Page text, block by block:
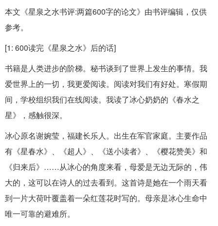
本文《星泉之水书评:两篇600字的论文》由书评编辑，仅供
参考。
[1: 600读完《星泉之水》后的话]
书籍是人类进步的阶梯。秘书谈到了世界上发生的事情。我
爱世界上的一切，我更爱阅读。阅读对我们有好处。寒假期
间，学校组织我们在线阅读。我读了冰心奶奶的《春水之
星》，感触很深。
冰心原名谢婉莹，福建长乐人。出生在军官家庭。主要作品
有《星春水》、《超人》、《送小读者》、《樱花赞美》和
《归来后》……从冰心的角度来看，母爱是无边无际的，伟
大的，这可以在诗人的过去看到。这首诗是她在一个雨天看
到一片大荷叶覆盖着一朵红莲花时写的。母亲是冰心生命中
唯一可靠的避难所。